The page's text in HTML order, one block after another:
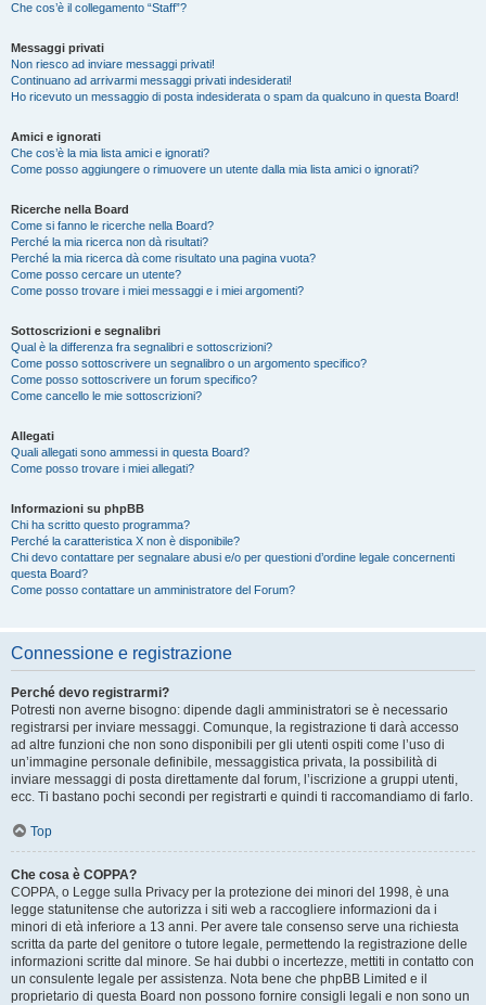
Che cos’è il collegamento “Staff”?
Messaggi privati
Non riesco ad inviare messaggi privati!
Continuano ad arrivarmi messaggi privati indesiderati!
Ho ricevuto un messaggio di posta indesiderata o spam da qualcuno in questa Board!
Amici e ignorati
Che cos’è la mia lista amici e ignorati?
Come posso aggiungere o rimuovere un utente dalla mia lista amici o ignorati?
Ricerche nella Board
Come si fanno le ricerche nella Board?
Perché la mia ricerca non dà risultati?
Perché la mia ricerca dà come risultato una pagina vuota?
Come posso cercare un utente?
Come posso trovare i miei messaggi e i miei argomenti?
Sottoscrizioni e segnalibri
Qual è la differenza fra segnalibri e sottoscrizioni?
Come posso sottoscrivere un segnalibro o un argomento specifico?
Come posso sottoscrivere un forum specifico?
Come cancello le mie sottoscrizioni?
Allegati
Quali allegati sono ammessi in questa Board?
Come posso trovare i miei allegati?
Informazioni su phpBB
Chi ha scritto questo programma?
Perché la caratteristica X non è disponibile?
Chi devo contattare per segnalare abusi e/o per questioni d’ordine legale concernenti
questa Board?
Come posso contattare un amministratore del Forum?
Connessione e registrazione
Perché devo registrarmi?
Potresti non averne bisogno: dipende dagli amministratori se è necessario
registrarsi per inviare messaggi. Comunque, la registrazione ti darà accesso
ad altre funzioni che non sono disponibili per gli utenti ospiti come l’uso di
un’immagine personale definibile, messaggistica privata, la possibilità di
inviare messaggi di posta direttamente dal forum, l’iscrizione a gruppi utenti,
ecc. Ti bastano pochi secondi per registrarti e quindi ti raccomandiamo di farlo.
Top
Che cosa è COPPA?
COPPA, o Legge sulla Privacy per la protezione dei minori del 1998, è una
legge statunitense che autorizza i siti web a raccogliere informazioni da i
minori di età inferiore a 13 anni. Per avere tale consenso serve una richiesta
scritta da parte del genitore o tutore legale, permettendo la registrazione delle
informazioni scritte dal minore. Se hai dubbi o incertezze, mettiti in contatto con
un consulente legale per assistenza. Nota bene che phpBB Limited e il
proprietario di questa Board non possono fornire consigli legali e non sono un